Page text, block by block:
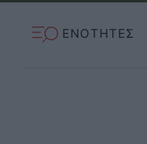
ΕΝΟΤΗΤΕΣ